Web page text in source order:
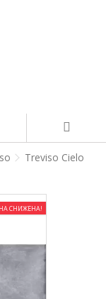
Treviso Cielo
СНИЖЕНА!